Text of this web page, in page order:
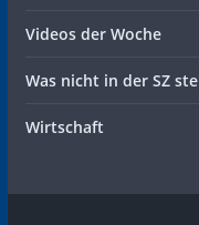
Videos der Woche
Was nicht in der SZ
Wirtschaft